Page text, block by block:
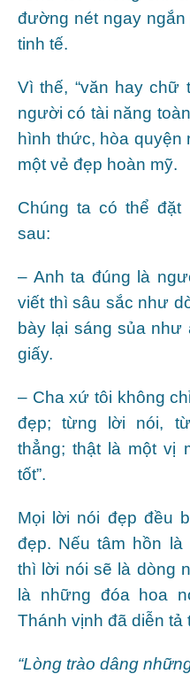
đường nét ngay
tinh tế.
Vì thế, “văn hay chữ
người có tài năng
hình thức, hòa quyện
một vẻ đẹp hoàn mỹ.
Chúng ta có thể
sau:
– Anh ta đúng là
viết thì sâu sắc như
bày lại sáng sủa như
giấy.
– Cha xứ tôi không
đẹp; từng lời nói,
thẳng; thật là một vị
tốt”.
Mọi lời nói đẹp đều
đẹp. Nếu tâm hồn là
thì lời nói sẽ là dòng
là những đóa hoa
Thánh vịnh đã diễn tả
“Lòng trào dâng